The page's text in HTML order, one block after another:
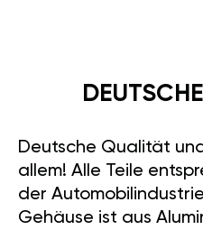
Deutsche Qualität
allem! Alle Teile
der
Gehäuse ist aus